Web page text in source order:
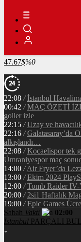
RİPPLE
49.63
%0.7
TETHER
47.67$%0
22:08 / İstanbul
00:42 / MAÇ ÖZETİ
goller izle
22:15 / Uzay ve
22:16 / Galatasaray’da
alkışlandı…
22:08 / Kocaelispor tek
Ümraniyespor maç
14:00 / Air Fryer’da
13:00 / Ekim 2024
12:00 / Tomb Raider
20:00 / 2si1 Haftalık
19:00 / Epic Games
Sabah Vakti
02:00
İstanbul PARÇALI